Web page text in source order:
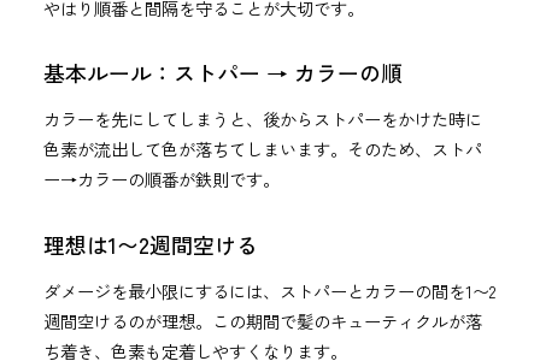
やはり順番と間隔を守ることが大切です。
基本ルール：ストパー → カラーの順
カラーを先にしてしまうと、後からストパーをかけた時に
色素が流出して色が落ちてしまいます。そのため、ストパ
ー→カラーの順番が鉄則です。
理想は1〜2週間空ける
ダメージを最小限にするには、ストパーとカラーの間を1〜2
週間空けるのが理想。この期間で髪のキューティクルが落
ち着き、色素も定着しやすくなります。